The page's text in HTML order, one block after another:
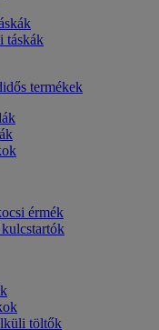
táskák
termékek
érmék
töltők